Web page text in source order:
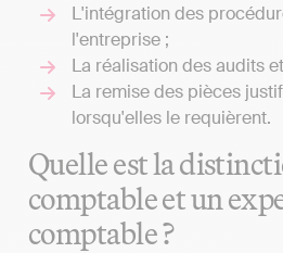
L'intégration des
l'entreprise ;
La réalisation des audits
La remise des pièces
lorsqu'elles le requièrent.
Quelle est la
comptable et un
comptable ?